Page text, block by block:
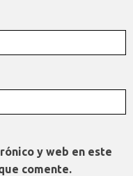
y web en este
comente.